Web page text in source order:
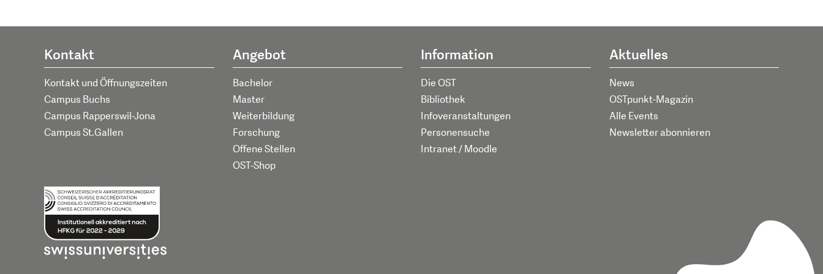
Kontakt
Kontakt und Öffnungszeiten
Campus Buchs
Campus Rapperswil-Jona
Campus St.Gallen
Angebot
Bachelor
Master
Weiterbildung
Forschung
Offene Stellen
OST-Shop
Information
Die OST
Bibliothek
Infoveranstaltungen
Personensuche
Intranet / Moodle
Aktuelles
News
OSTpunkt-Magazin
Alle Events
Newsletter abonnieren